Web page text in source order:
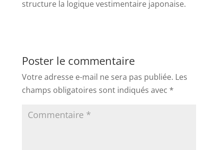
structure la logique vestimentaire japonaise.
Poster le commentaire
Votre adresse e-mail ne sera pas publiée. Les
champs obligatoires sont indiqués avec *